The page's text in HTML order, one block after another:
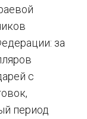
за
с
период